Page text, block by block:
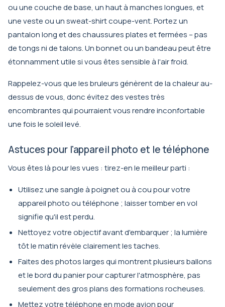
ou une couche de base, un haut à manches longues, et
une veste ou un sweat-shirt coupe-vent. Portez un
pantalon long et des chaussures plates et fermées – pas
de tongs ni de talons. Un bonnet ou un bandeau peut être
étonnamment utile si vous êtes sensible à l'air froid.
Rappelez-vous que les bruleurs génèrent de la chaleur au-
dessus de vous, donc évitez des vestes très
encombrantes qui pourraient vous rendre inconfortable
une fois le soleil levé.
Astuces pour l'appareil photo et le téléphone
Vous êtes là pour les vues : tirez-en le meilleur parti :
Utilisez une sangle à poignet ou à cou pour votre
appareil photo ou téléphone ; laisser tomber en vol
signifie qu'il est perdu.
Nettoyez votre objectif avant d'embarquer ; la lumière
tôt le matin révèle clairement les taches.
Faites des photos larges qui montrent plusieurs ballons
et le bord du panier pour capturer l'atmosphère, pas
seulement des gros plans des formations rocheuses.
Mettez votre téléphone en mode avion pour